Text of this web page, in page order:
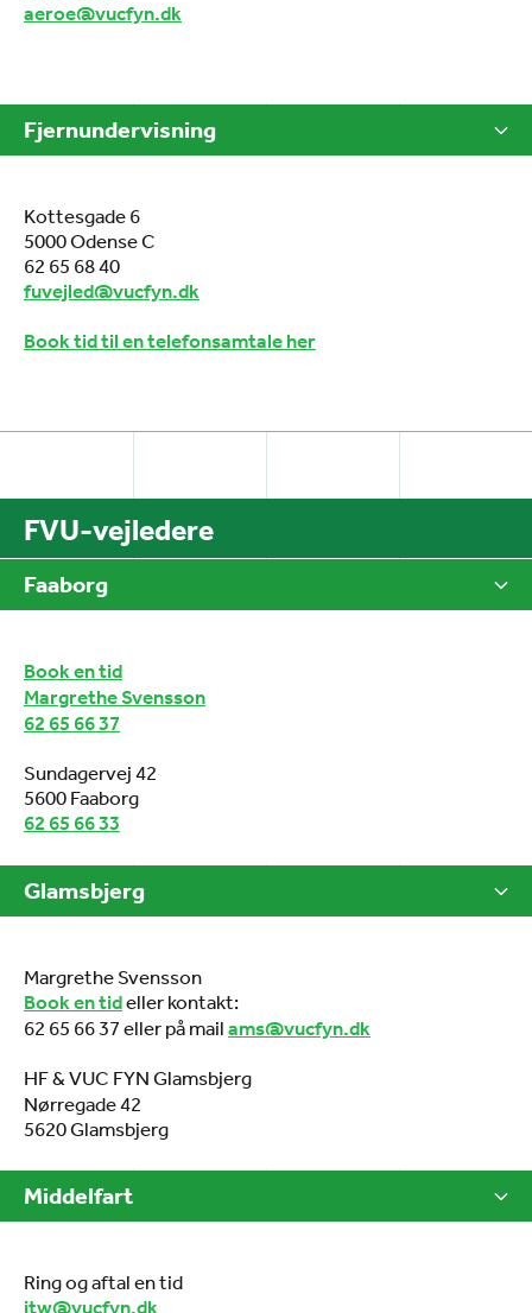
aeroe@vucfyn.dk
Fjernundervisning
Kottesgade 6
5000 Odense C
62 65 68 40
fuvejled@vucfyn.dk
Book tid til en telefonsamtale her
FVU-vejledere
Faaborg
Book en tid
Margrethe Svensson
62 65 66 37
Sundagervej 42
5600 Faaborg
62 65 66 33
Glamsbjerg
Margrethe Svensson
Book en tideller kontakt:
62 65 66 37 eller på mail ams@vucfyn.dk
HF & VUC FYN Glamsbjerg
Nørregade 42
5620 Glamsbjerg
Middelfart
Ring og aftal en tid
jtw@vucfyn.dk